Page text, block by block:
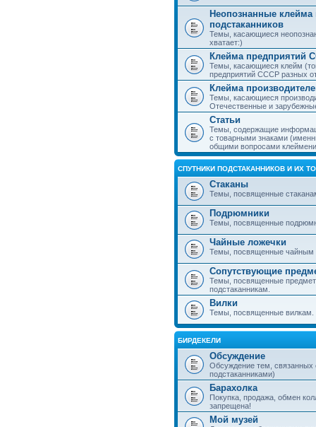
Неопознанные клейма
подстаканников
Темы, касающиеся
хватает:)
Клейма предприятий
Темы, касающиеся клейм
предприятий СССР разных
Клейма
Темы, касающиеся
Отечественные и
Статьи
Темы, содержащие
с товарными знаками
общими вопросами
СПУТНИКИ ПОДСТАКАННИКОВ И ИХ
Стаканы
Темы, посвященные
Подрюмники
Темы, посвященные
Чайные ложечки
Темы, посвященные чайным
Сопутствующие
Темы, посвященные
подстаканникам.
Вилки
Темы, посвященные вилкам.
БИРДЕКЕЛИ
Обсуждение
Обсуждение тем,
подстаканниками)
Барахолка
Покупка, продажа, обмен
запрещена!
Мой музей